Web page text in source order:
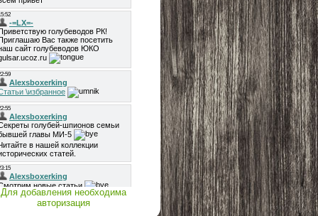
Для добавления необходима
авторизация